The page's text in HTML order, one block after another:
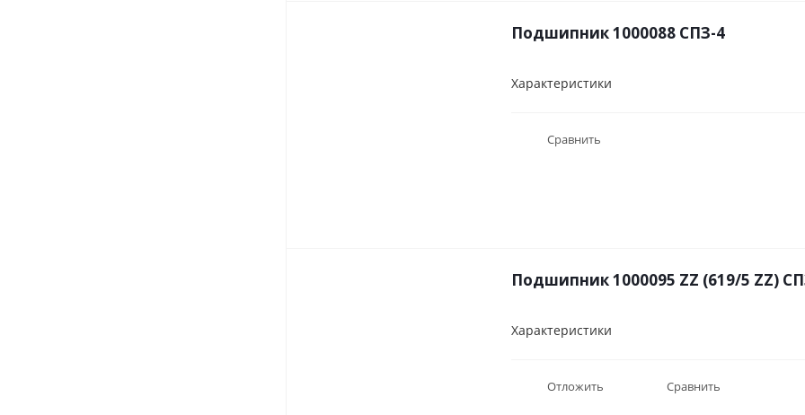
Подшипник 1000088 СПЗ-4
Характеристики
Сравнить
Подшипник 1000095 ZZ (619/5 ZZ)
Характеристики
Отложить Сравнить